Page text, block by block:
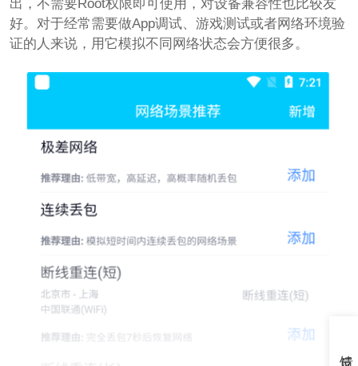
出，不需要Root权限即可使用，对设备兼容性也比较友
好。对于经常需要做App调试、游戏测试或者网络环境验
证的人来说，用它模拟不同网络状态会方便很多。